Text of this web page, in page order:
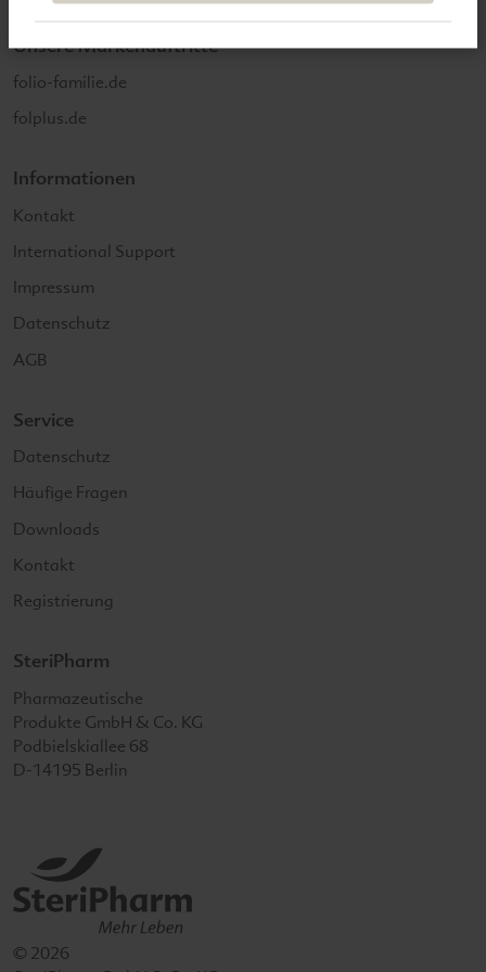
Unsere Markenauftritte
folio-familie.de
folplus.de
Informationen
Kontakt
International Support
Impressum
Datenschutz
AGB
Service
Datenschutz
Häufige Fragen
Downloads
Kontakt
Registrierung
SteriPharm
SteriPharm
Pharmazeutische
Produkte GmbH & Co. KG
Podbielskiallee 68
D-14195 Berlin
© 2026